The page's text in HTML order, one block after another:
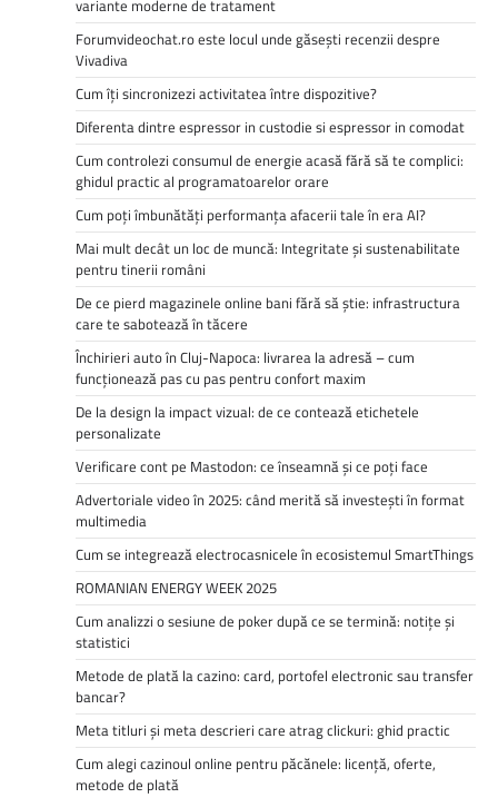
variante moderne de tratament
Forumvideochat.ro este locul unde găsești recenzii despre
Vivadiva
Cum îți sincronizezi activitatea între dispozitive?
Diferenta dintre espressor in custodie si espressor in comodat
Cum controlezi consumul de energie acasă fără să te complici:
ghidul practic al programatoarelor orare
Cum poți îmbunătăți performanța afacerii tale în era AI?
Mai mult decât un loc de muncă: Integritate și sustenabilitate
pentru tinerii români
De ce pierd magazinele online bani fără să știe: infrastructura
care te sabotează în tăcere
Închirieri auto în Cluj-Napoca: livrarea la adresă – cum
funcționează pas cu pas pentru confort maxim
De la design la impact vizual: de ce contează etichetele
personalizate
Verificare cont pe Mastodon: ce înseamnă și ce poți face
Advertoriale video în 2025: când merită să investești în format
multimedia
Cum se integrează electrocasnicele în ecosistemul SmartThings
ROMANIAN ENERGY WEEK 2025
Cum analizzi o sesiune de poker după ce se termină: notițe și
statistici
Metode de plată la cazino: card, portofel electronic sau transfer
bancar?
Meta titluri și meta descrieri care atrag clickuri: ghid practic
Cum alegi cazinoul online pentru păcănele: licență, oferte,
metode de plată